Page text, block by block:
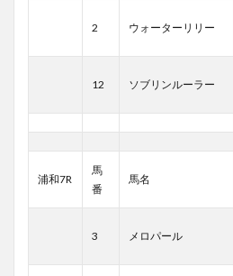
2 ウォーターリリー
12 ソブリンルーラー
浦和7R
馬
番
馬名
3 メロパール